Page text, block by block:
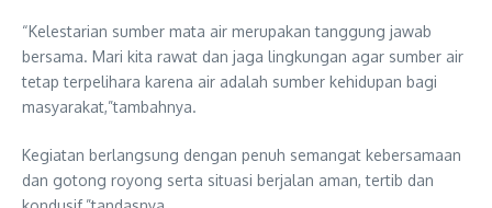
“Kelestarian sumber mata air merupakan tanggung jawab
bersama. Mari kita rawat dan jaga lingkungan agar sumber air
tetap terpelihara karena air adalah sumber kehidupan bagi
masyarakat,”tambahnya.
Kegiatan berlangsung dengan penuh semangat kebersamaan
dan gotong royong serta situasi berjalan aman, tertib dan